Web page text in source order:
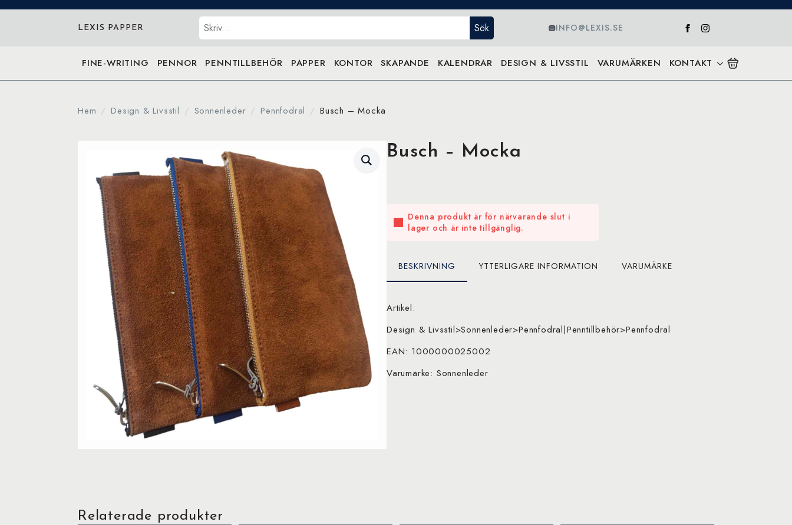
LEXIS PAPPER Sök Sök INFO@LEXIS.SE
FINE-WRITING PENNOR PENNTILLBEHÖR PAPPER KONTOR SKAPANDE KALENDRAR DESIGN & LIVSSTIL VARUMÄRKEN KONTAKT
Hem Design & Livsstil Sonnenleder Pennfodral Busch – Mocka
Busch – Mocka
Denna produkt är för närvarande slut i
lager och är inte tillgänglig.
BESKRIVNING YTTERLIGARE INFORMATION VARUMÄRKE
Artikel:
Design & Livsstil>Sonnenleder>Pennfodral|Penntillbehör>Pennfodral
EAN: 1000000025002
Varumärke: Sonnenleder
Relaterade produkter